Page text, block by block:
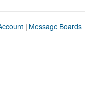
| Message Boards